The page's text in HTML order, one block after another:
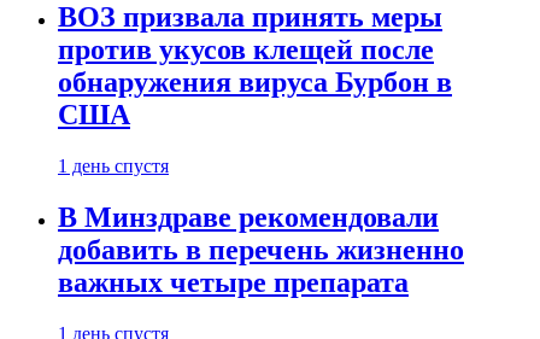
ВОЗ призвала принять меры
против укусов клещей после
обнаружения вируса Бурбон в
США
1 день спустя
В Минздраве рекомендовали
добавить в перечень жизненно
важных четыре препарата
1 день спустя